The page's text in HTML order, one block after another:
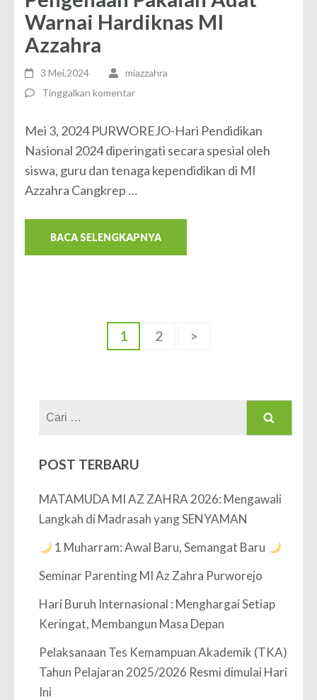
Warnai Hardiknas MI
Azzahra
3 Mei,2024
miazzahra
Tinggalkan komentar
Mei 3, 2024 PURWOREJO-Hari Pendidikan
Nasional 2024 diperingati secara spesial oleh
siswa, guru dan tenaga kependidikan di MI
Azzahra Cangkrep …
BACA SELENGKAPNYA
Halaman
1 Halaman
2 >
POST TERBARU
MATAMUDA MI AZ ZAHRA 2026: Mengawali
Langkah di Madrasah yang SENYAMAN
1 Muharram: Awal Baru, Semangat Baru
Seminar Parenting MI Az Zahra Purworejo
Hari Buruh Internasional : Menghargai Setiap
Keringat, Membangun Masa Depan
Pelaksanaan Tes Kemampuan Akademik (TKA)
Tahun Pelajaran 2025/2026 Resmi dimulai Hari
Ini